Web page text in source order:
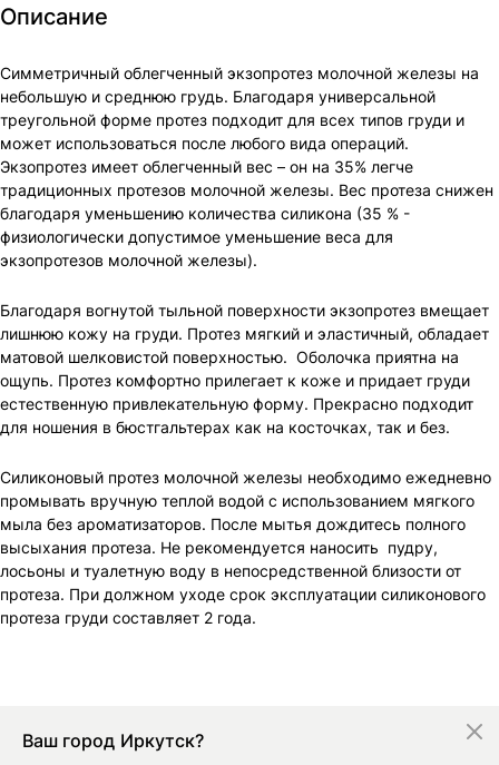
Описание
Симметричный облегченный экзопротез молочной железы на
небольшую и среднюю грудь. Благодаря универсальной
треугольной форме протез подходит для всех типов груди и
может использоваться после любого вида операций.
Экзопротез имеет облегченный вес – он на 35% легче
традиционных протезов молочной железы. Вес протеза снижен
благодаря уменьшению количества силикона (35 % -
физиологически допустимое уменьшение веса для
экзопротезов молочной железы).
Благодаря вогнутой тыльной поверхности экзопротез вмещает
лишнюю кожу на груди. Протез мягкий и эластичный, обладает
матовой шелковистой поверхностью. Оболочка приятна на
ощупь. Протез комфортно прилегает к коже и придает груди
естественную привлекательную форму. Прекрасно подходит
для ношения в бюстгальтерах как на косточках, так и без.
Силиконовый протез молочной железы необходимо ежедневно
промывать вручную теплой водой с использованием мягкого
мыла без ароматизаторов. После мытья дождитесь полного
высыхания протеза. Не рекомендуется наносить пудру,
лосьоны и туалетную воду в непосредственной близости от
протеза. При должном уходе срок эксплуатации силиконового
протеза груди составляет 2 года.
Ваш город Иркутск?